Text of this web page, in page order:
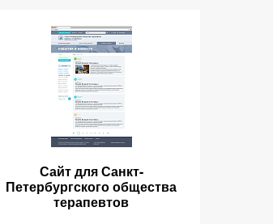
Сайт для Санкт-
Петербургского общества
терапевтов